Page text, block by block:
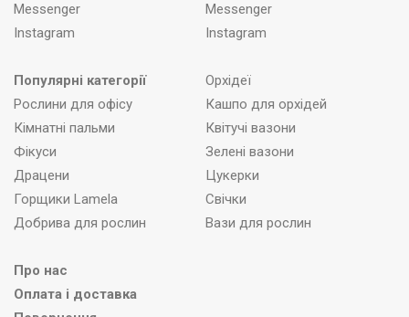
Messenger
Instagram
Популярні категорії
Рослини для офісу
Кімнатні пальми
Фікуси
Драцени
Горщики Lamela
Добрива для рослин
Про нас
Оплата і доставка
Messenger
Instagram
Орхідеї
Кашпо для орхідей
Квітучі вазони
Зелені вазони
Цукерки
Свічки
Вази для рослин